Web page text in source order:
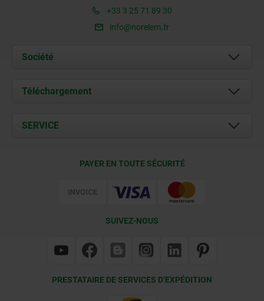
+33 3 25 71 89 30
info@norelem.fr
Société
À propos de nous
Contact
Téléchargement
Documents
SERVICE
PAYER EN TOUTE SÉCURITÉ
SUIVEZ-NOUS
PRESTATAIRE DE SERVICES D’EXPÉDITION